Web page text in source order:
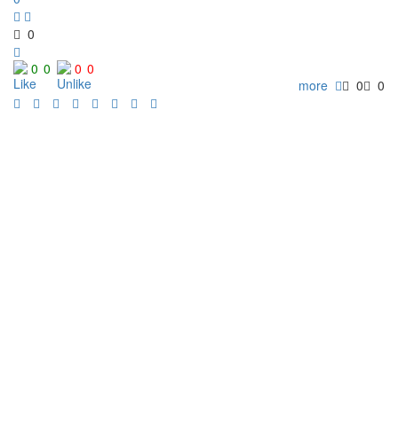
0
0 0 0 0
0
0
more